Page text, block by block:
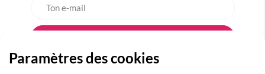
Paramètres des cookies